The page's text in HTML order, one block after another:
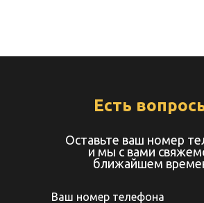
Ваш номер телефона
Есть
Оставьте ваш номер
и мы с вами
ближайшем